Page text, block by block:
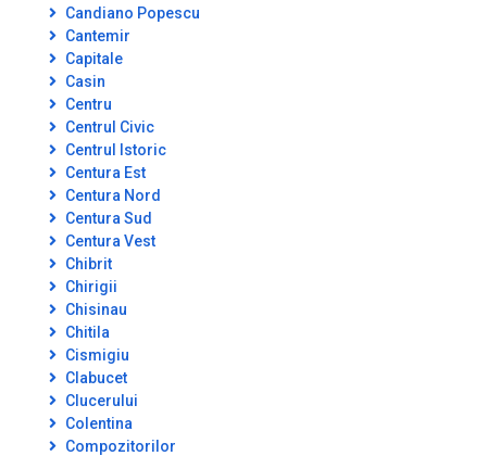
Candiano Popescu
Cantemir
Capitale
Casin
Centru
Centrul Civic
Centrul Istoric
Centura Est
Centura Nord
Centura Sud
Centura Vest
Chibrit
Chirigii
Chisinau
Chitila
Cismigiu
Clabucet
Clucerului
Colentina
Compozitorilor